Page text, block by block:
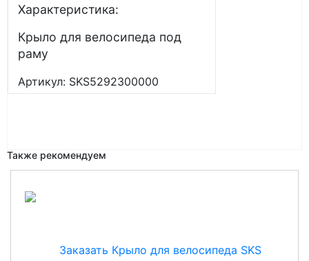
Характеристика:
Крыло для велосипеда под
раму
Артикул: SKS5292300000
Также рекомендуем